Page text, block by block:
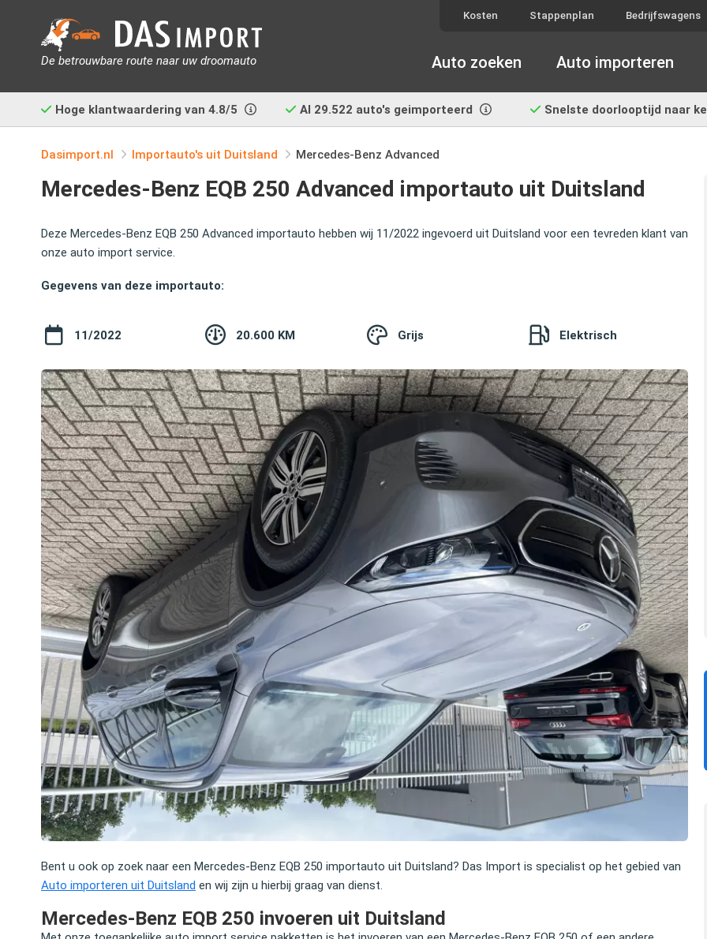
De betrouwbare route naar uw droomauto
Kosten Stappenplan Bedrijfswagens
Auto zoeken Auto importeren
Hoge klantwaardering van 4.8/5 Al 29.522 auto's geimporteerd Snelste doorlooptijd naar
Dasimport.nl Importauto's uit Duitsland Mercedes-Benz Advanced
Mercedes-Benz EQB 250 Advanced importauto uit Duitsland
Deze Mercedes-Benz EQB 250 Advanced importauto hebben wij 11/2022 ingevoerd uit Duitsland voor een tevreden klant van
onze auto import service.
Gegevens van deze importauto:
11/2022 20.600 KM Grijs Elektrisch
Bent u ook op zoek naar een Mercedes-Benz EQB 250 importauto uit Duitsland? Das Import is specialist op het gebied van
Auto importeren uit Duitsland en wij zijn u hierbij graag van dienst.
Mercedes-Benz EQB 250 invoeren uit Duitsland
netjes geregeld, hassle free, geen
heel betrouwbaar.
besparen was de keuze voor het importeren van
mijn Audi Q7 vrij snel gemaakt. Ik zou dit iedereen
inspanning bewijst dat je deskundige hulp en